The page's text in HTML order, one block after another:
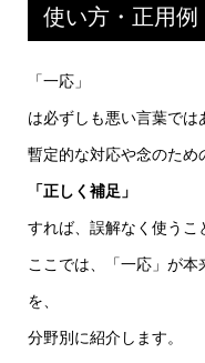
使い方・正用例
「一応」
は必ずしも悪い言葉では
暫定的な対応や念のため
「正しく補足」
すれば、誤解なく使うこ
ここでは、「一応」が本
を、
分野別に紹介します。